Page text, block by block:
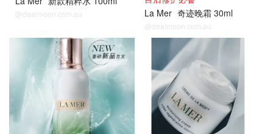
@dealmoon.com.au
La Mer 奇迹晚霜 30ml
@dealmoon.com.au